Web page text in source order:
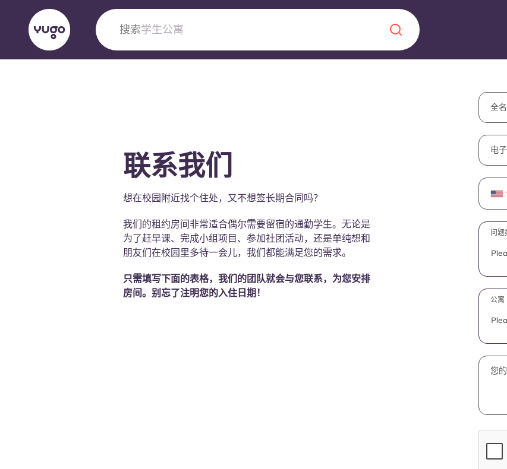
搜索城市
Yugo VCARB：引领公寓新时代
忘的学子时光。
关于我们
常见问题解
联系我们
想在校园附近找个住处，又不想签长期合同吗？
我们的租约房间非常适合偶尔需要留宿的通勤学生。无论是
为了赶早课、完成小组项目、参加社团活动，还是单纯想和
朋友们在校园里多待一会儿，我们都能满足您的需求。
只需填写下面的表格，我们的团队就会与您联系，为您安排
房间。别忘了注明您的入住日期！
全名
电
问题
公寓
您